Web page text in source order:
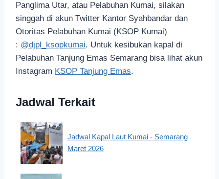
Panglima Utar, atau Pelabuhan Kumai, silakan
singgah di akun Twitter Kantor Syahbandar dan
Otoritas Pelabuhan Kumai (KSOP Kumai)
: @djpl_ksopkumai. Untuk kesibukan kapal di
Pelabuhan Tanjung Emas Semarang bisa lihat akun
Instagram KSOP Tanjung Emas.
Jadwal Terkait
Jadwal Kapal Laut Kumai - Semarang
Maret 2026